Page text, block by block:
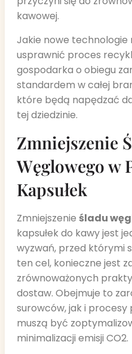
kawowej.
Jakie nowe technologie
usprawnić proces
gospodarka o obiegu
standardem w całej
które będą napędzać
tej dziedzinie.
Zmniejszenie
Węglowego w
Kapsułek
Zmniejszenie śladu
kapsułek do kawy jest
wyzwań, przed którymi
ten cel, konieczne jest
zrównoważonych
dostaw. Obejmuje to
surowców, jak i
muszą być
minimalizacji emisji CO2.